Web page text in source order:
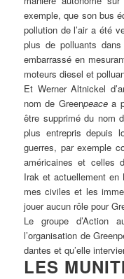
exemp­le, que son bus
pol­lu­ti­on de l’air a été
plus de pol­lu­ants
embar­ras­sé en
moteurs die­sel et
Et Wer­nerAlt­ni­ckel
nom de Greenpeacea
être sup­p­ri­mé du nom
plus ent­re­pris depuis
guer­res, par exemp­le
amé­ri­cai­nes et cel­les
Irak et actu­el­le­ment
mes civi­les et les
jouer aucun rôle pour
Le grou­pe d’Action
l’organisation de
dan­tes et qu’elle
LES